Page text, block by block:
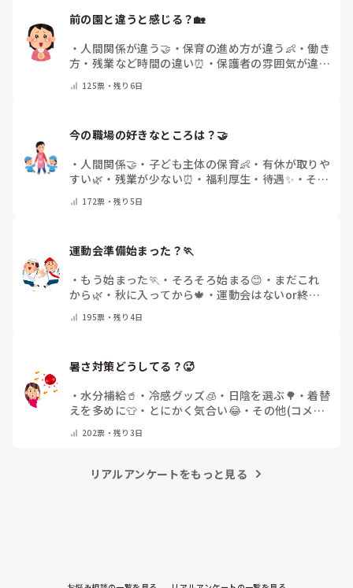
腰痛、膝痛お持ちの方は、どの程度の痛みで働かれているの
でしょうか。
痛みには強い方と思っていました。
今回は、今少し治まっている痛みがぶり返したどうしようと
いう思いもあり、ちょっと無理かも…と思い始めています。
まだ急性期ということと、昔、夫が腰を痛めてすぐに整骨院
に行ってより酷くなって帰ってきたことがあり、怖くて行け
しているように見えると言われました。
日頃からそのことの関わりはしっかり持てるように意識はし
ていますが…
今後どのように関わっていけばいいのか悩んでいます。
前の園と違うと感じる？🏡
・ 人間関係が違う🤝 ・ 保育の進め方が違う👶 ・働き
方・残業など時間の違い⏰ ・保護者の雰囲気が違う
で教えてください)
125票・残り6日
・ 人間関係🤝 ・ 子ども主体の保育👶 ・ 有休が取りや
すい🌿 ・ 残業が少ない⏰ ・ 福利厚生・待遇✨ ・ その
172票・残り5日
運動会準備始まった？🏃
・ もう始まった🏃 ・ そろそろ始まる😊 ・ まだこれ
から🌿 ・ 秋に入ってから🍁 ・運動会はないor終わ
195票・残り4日
暑さ対策どうしてる？🥵
・水分補給🥤 ・ 冷感グッズ🧊 ・ 日陰を選ぶ🌳 ・着替
えを多めに👕 ・ とにかく気合い😂・ その他(コメン
202票・残り3日
リアルアンケートをもっと見る